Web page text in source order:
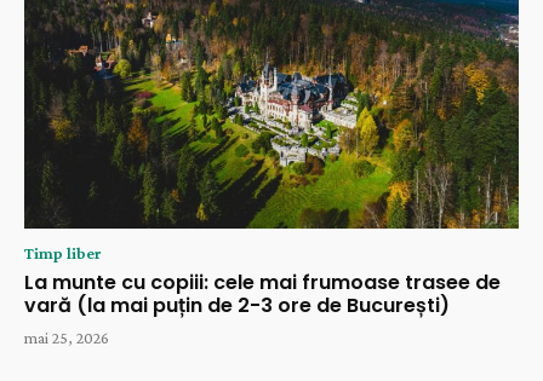
Timp liber
La munte cu copiii: cele mai frumoase trasee de
vară (la mai puțin de 2-3 ore de București)
mai 25, 2026